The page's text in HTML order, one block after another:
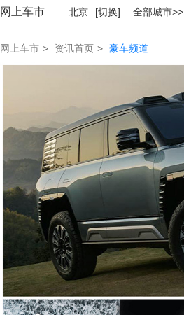
网上车市 北京 [切换] 全部城市>>
网上车市 > 资讯首页 > 豪车频道